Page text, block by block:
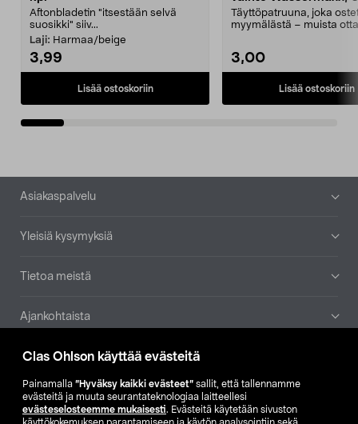
Clas Ohlson käyttää evästeitä
Painamalla ”Hyväksy kaikki evästeet” sallit, että tallennamme
evästeitä ja muuta seurantateknologiaa laitteellesi
evästeselosteemme mukaisesti. Evästeitä käytetään sivuston
Aftonbladetin "itsestään selvä
suosikki" siiv...
Laji: Harmaa/beige
3,99
Lisää ostoskoriin
Täyttöpatruuna, joka
myymälästä – muista
3,00
Lisää ostoskoriin
Alatunniste
Asiakaspalvelu
Yleisiä kysymyksiä
Tietoa meistä
Ajankohtaista
Muut yrityksemme
Etsi myymälä